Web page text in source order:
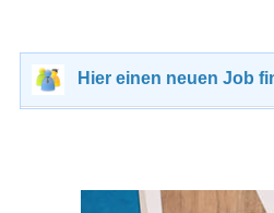
Hier einen neuen Job